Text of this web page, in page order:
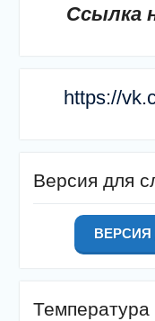
Ссылка
https://
Версия для
Температура